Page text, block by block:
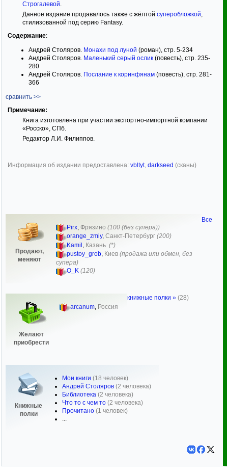
Строгалевой.
Данное издание продавалось также с жёлтой суперобложкой,
стилизованной под серию Fantasy.
Содержание:
Андрей Столяров. Монахи под луной (роман), стр. 5-234
Андрей Столяров. Маленький серый ослик (повесть), стр. 235-
280
Андрей Столяров. Послание к коринфянам (повесть), стр. 281-
366
сравнить >>
Примечание:
Книга изготовлена при участии экспортно-импортной компании
«Росско», СПб.
Редактор Л.И. Филиппов.
Информация об издании предоставлена: vbltyt, darkseed (сканы)
Продают,
меняют
Pirx, Фрязино (100 (без супера))
orange_zmiy, Санкт-Петербург (200)
Kamil Казань (*)
pustoy_grob, Киев (продажа или обмен, без
супера)
O_K (120)
Желают
приобрести
arcanum, Россия
Книжные
полки
Мои книги (18 человек)
Андрей Столяров (2 человека)
Библиотека (2 человека)
Что то с чем то (2 человека)
Прочитано (1 человек)
...
Все
книжные полки » (28)